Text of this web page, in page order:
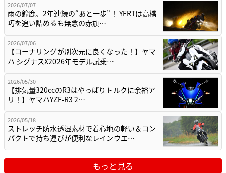
2026/07/07
雨の鈴鹿、2年連続の“あと一歩”！ YFRTは高橋
巧を追い詰めるも無念の赤旗…
2026/07/06
【コーナリングが別次元に良くなった！】ヤマ
ハ シグナスX2026年モデル試乗…
2026/05/30
【排気量320ccのR3はやっぱりトルクに余裕ア
リ！】ヤマハYZF-R3 2…
2026/05/18
ストレッチ防水透湿素材で着心地の軽い＆コン
パクトで持ち運びが便利なレインウエ…
もっと見る